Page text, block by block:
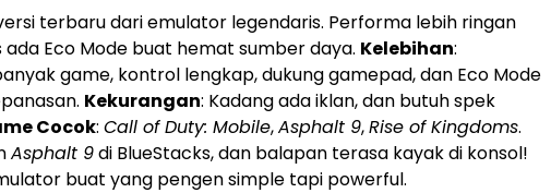
terbaru dari emulator legendaris. Performa lebih ringan
Eco Mode buat hemat sumber daya. Kelebihan:
game, kontrol lengkap, dukung gamepad, dan Eco Mode
Kekurangan: Kadang ada iklan, dan butuh spek
Cocok: Call of Duty: Mobile,Asphalt 9,Rise of Kingdoms.
Asphalt 9di BlueStacks, dan balapan terasa kayak di konsol!
buat yang pengen simple tapi powerful.